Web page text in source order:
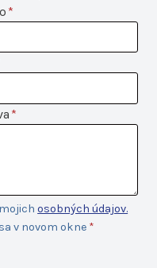
*
*
osobných údajov.
v novom okne *